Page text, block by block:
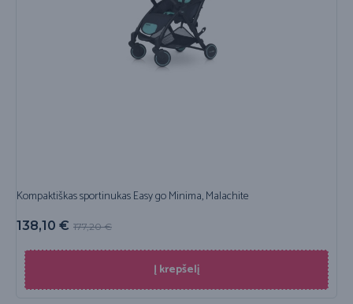
Kompaktiškas sportinukas Easy go Minima, Malachite
177,20€
138,10 €
Į krepšelį